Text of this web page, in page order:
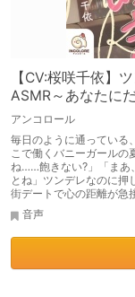
【CV:桜咲千依】
ASMR～あなたに
アンコロール
毎日のように通っている
こで働くバニーガールの
ね……飽きない?」「まあ
とね」ツンデレなのに押
街デートで心の距離が急
音声